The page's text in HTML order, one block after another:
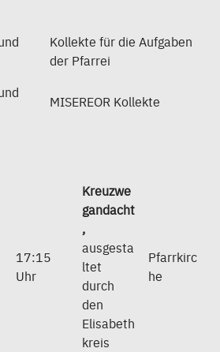
Kollekte für die Aufgaben
der Pfarrei
MISEREOR Kollekte
17:15
Uhr
Kreuzwe
gandacht
,
ausgesta
ltet
durch
den
Elisabeth
kreis
Pfarrkirc
he